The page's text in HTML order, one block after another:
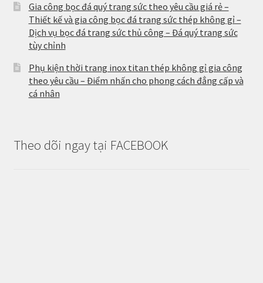
Gia công bọc đá quý trang sức theo yêu cầu giá rẻ –
Thiết kế và gia công bọc đá trang sức thép không gỉ –
Dịch vụ bọc đá trang sức thủ công – Đá quý trang sức
tùy chỉnh
Phụ kiện thời trang inox titan thép không gỉ gia công
theo yêu cầu – Điểm nhấn cho phong cách đẳng cấp và
cá nhân
Theo dõi ngay tại FACEBOOK